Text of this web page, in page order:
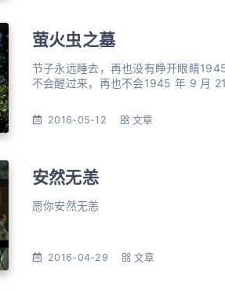
萤火虫之墓
节子永远睡去，再也没有睁开眼睛
2016-05-12 文章
安然无恙
愿你安然无恙
2016-04-29 文章